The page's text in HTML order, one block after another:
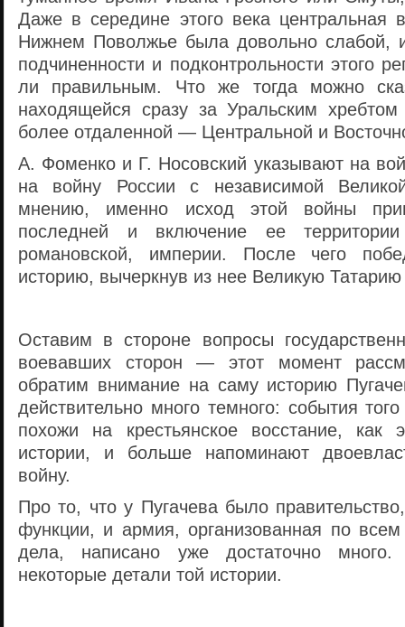
Даже в середине этого века центральная
Нижнем Поволжье была довольно слабой,
подчиненности и подконтрольности этого
ли правильным. Что же тогда можно
находящейся сразу за Уральским
более отдаленной — Центральной и
А. Фоменко и Г. Носовский указывают на
на войну России с независимой
мнению, именно исход этой войны
последней и включение ее
романовской, империи. После чего
историю, вычеркнув из нее Великую Татарию
Оставим в стороне вопросы
воевавших сторон — этот момент
обратим внимание на саму историю
действительно много темного: события
похожи на крестьянское восстание, как
истории, и больше напоминают
войну.
Про то, что у Пугачева было
функции, и армия, организованная по
дела, написано уже достаточно
некоторые детали той истории.